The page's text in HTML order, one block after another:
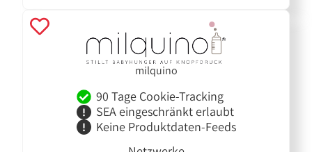
milquino
90 Tage Cookie-Tracking
SEA eingeschränkt erlaubt
Keine Produktdaten-Feeds